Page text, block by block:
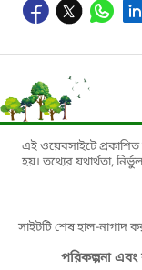
এই ওয়েবসাইটে প্রকাশিত
হয়। তথ্যের যথার্থতা,
সাইটটি শেষ হাল-নাগাদ
পরিকল্পনা এবং